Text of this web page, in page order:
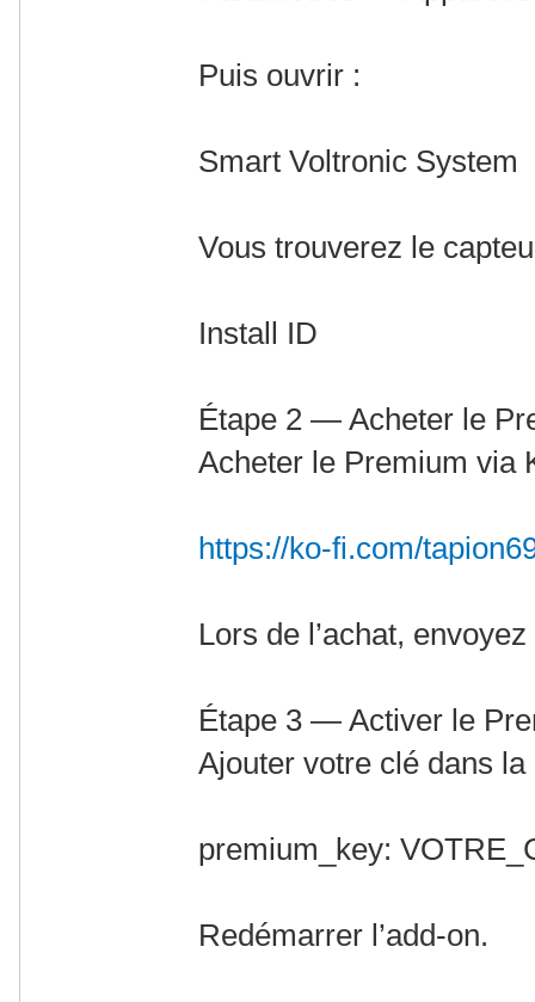
Puis ouvrir :
Smart Voltronic System
Vous trouverez le
Install ID
Étape 2 — Acheter le
Acheter le Premium via
https://ko-fi.com/
Lors de l’achat,
Étape 3 — Activer le
Ajouter votre clé dans la
premium_key:
Redémarrer l’add-on.